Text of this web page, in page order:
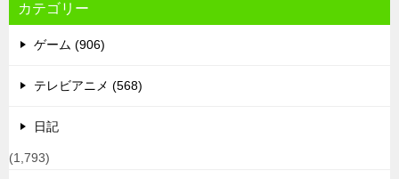
カテゴリー
ゲーム (906)
テレビアニメ (568)
日記
(1,793)